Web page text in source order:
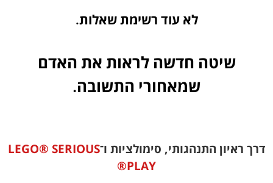
לא עוד רשימת שאלות.
שיטה חדשה לראות את האדם
שמאחורי התשובה.
דרך ראיון התנהגותי, סימולציות ו־LEGO® SERIOUS
PLAY®